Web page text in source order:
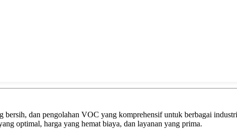
dan pengolahan VOC yang komprehensif untuk berbagai
optimal, harga yang hemat biaya, dan layanan yang prima.